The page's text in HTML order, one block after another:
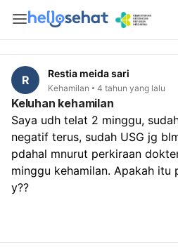
R Restia meida sari
Kehamilan 4 tahun yang lalu
Keluhan kehamilan
Saya udh telat 2 minggu,
negatif terus, sudah USG jg
pdahal mnurut perkiraan
minggu kehamilan. Apakah
y??